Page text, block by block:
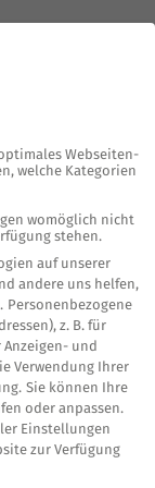
Webseiten-
welche Kategorien
womöglich nicht
stehen.
auf unserer
andere uns helfen,
Personenbezogene
z. B. für
und
Verwendung Ihrer
. Sie können Ihre
oder anpassen.
Einstellungen
zur Verfügung